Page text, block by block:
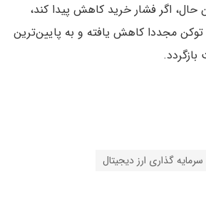
حال، اگر فشار خرید کاهش پیدا کند،
مجددا کاهش یافته و به پایین‌ترین
سرمایه گذاری ارز دیجیتال